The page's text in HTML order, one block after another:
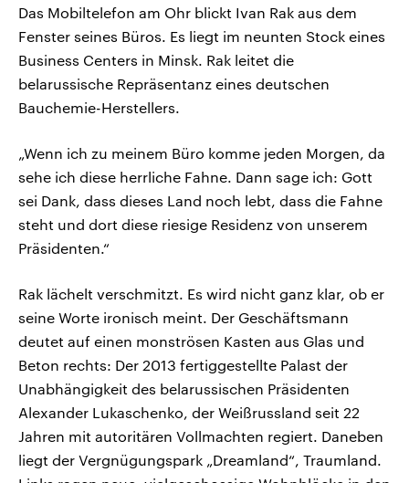
Das Mobiltelefon am Ohr blickt Ivan Rak aus dem
Fenster seines Büros. Es liegt im neunten Stock eines
Business Centers in Minsk. Rak leitet die
belarussische Repräsentanz eines deutschen
Bauchemie-Herstellers.
„Wenn ich zu meinem Büro komme jeden Morgen, da
sehe ich diese herrliche Fahne. Dann sage ich: Gott
sei Dank, dass dieses Land noch lebt, dass die Fahne
steht und dort diese riesige Residenz von unserem
Präsidenten.“
Rak lächelt verschmitzt. Es wird nicht ganz klar, ob er
seine Worte ironisch meint. Der Geschäftsmann
deutet auf einen monströsen Kasten aus Glas und
Beton rechts: Der 2013 fertiggestellte Palast der
Unabhängigkeit des belarussischen Präsidenten
Alexander Lukaschenko, der Weißrussland seit 22
Jahren mit autoritären Vollmachten regiert. Daneben
liegt der Vergnügungspark „Dreamland“, Traumland.